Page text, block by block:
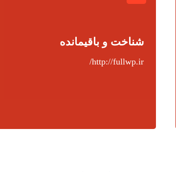
شناخت و باقیمانده
http://fullwp.ir/